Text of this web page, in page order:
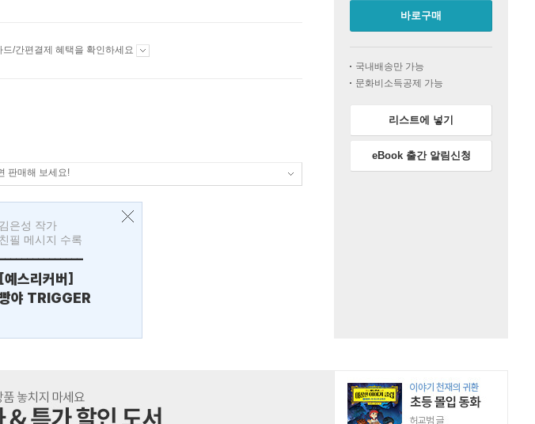
드/간편결제 혜택을 확인하세요
판매해 보세요!
김은성 작가
친필 메시지 수록
---------------
[예스리커버]
야 TRIGGER
바로구매
국내배송만 가능
문화비소득공제 가능
리스트에 넣기
eBook 출간 알림신청